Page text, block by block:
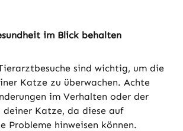
im Blick behalten
sind wichtig, um die
Katze zu überwachen. Achte
im Verhalten oder der
deiner Katze, da diese auf
Probleme hinweisen können.